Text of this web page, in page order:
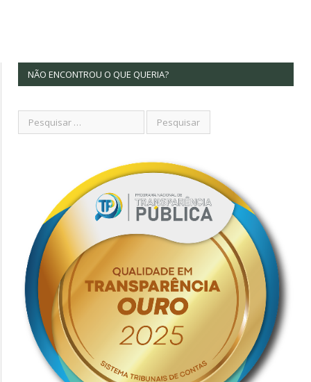
NÃO ENCONTROU O QUE QUERIA?